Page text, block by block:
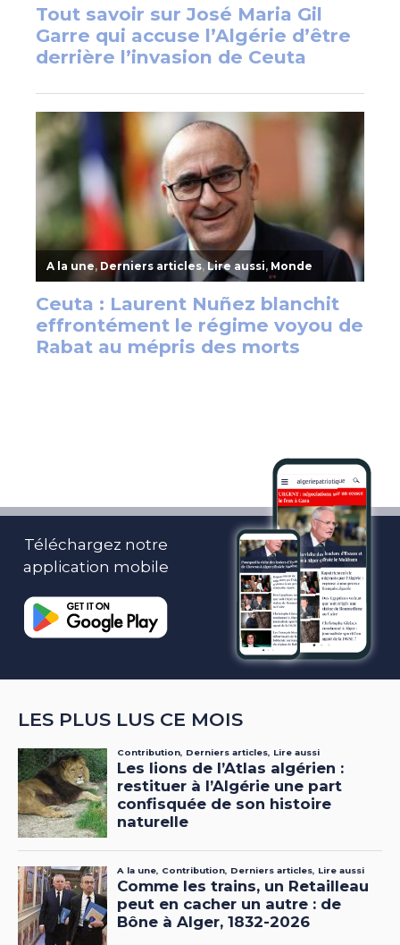
Téléchargez notre
application mobile
LES PLUS LUS CE MOIS